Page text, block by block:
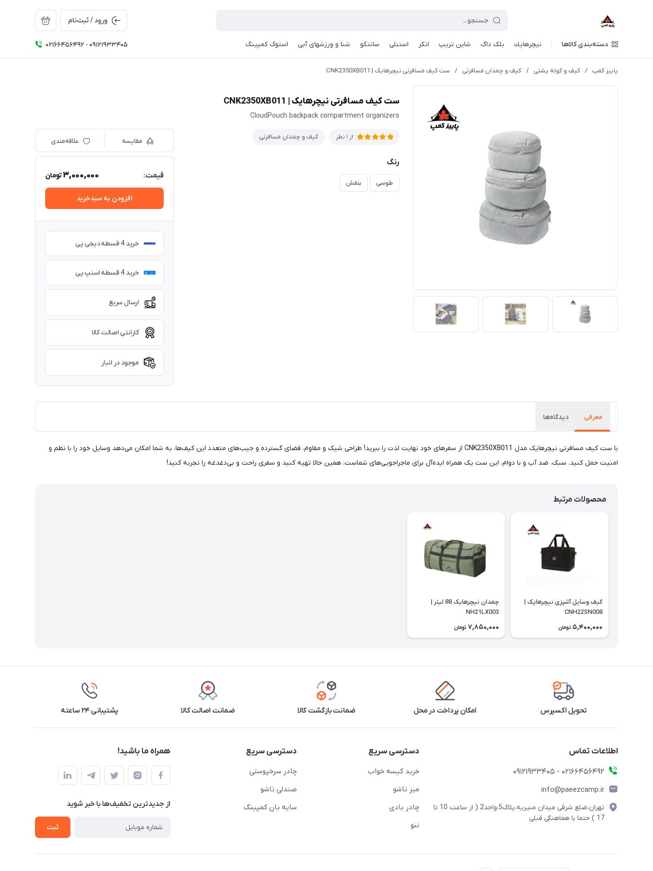
ورود / ثبت‌نام
دسته‌بندی کالاها نيچرهايك بلک داگ شاین تریپ انکر استنلی سانتکو شنا و ورزشهای آبی استوک کمپینگ 02166456492 - 09121933405
پاییز کمپ / کیف و کوله پشتی / کیف و چمدان مسافرتی / ست کیف مسافرتی نیچرهایک | CNK2350XB011
ست کیف مسافرتی نیچرهایک | CNK2350XB011
CloudPouch backpack compartment organizers
از 1 نظر کیف و چمدان مسافرتی
رنگ
طوسی بنفش
مقایسه علاقه‌مندی
قیمت: 3,000,000تومان
افزودن به سبدخرید
خرید 4 قسطه دیجی پی
خرید 4 قسطه اسنپ پی
ارسال سریع
گارانتی اصالت کالا
موجود در انبار
معرفی دیدگاه‌ها
با ست کیف مسافرتی نیچرهایک مدل CNK2350XB011 از سفرهای خود نهایت لذت را ببرید! طراحی شیک و مقاوم، فضای گسترده و جیب‌های متعدد این کیف‌ها، به شما امکان می‌دهد وسایل خود را با نظم و
امنیت حمل کنید. سبک، ضد آب و با دوام، این ست یک همراه ایده‌آل برای ماجراجویی‌های شماست. همین حالا تهیه کنید و سفری راحت و بی‌دغدغه را تجربه کنید!
محصولات مرتبط
کیف وسایل آشپزی نیچرهایک |
CNH22SN008
5,400,000 تومان
چمدان نیچرهایک 88 لیتر |
NH21LX003
7,850,000 تومان
تحویل اکسپرس امکان پرداخت در محل ضمانت بازگشت کالا ضمانت اصالت کالا پشتیبانی ۲۴ ساعته
اطلاعات تماس
02166456492 - 09121933405
info@paeezcamp.ir
تهران،ضلع شرقی میدان منیریه،پلاک5،واحد2 ( از ساعت 10 تا
17 ) حتما با هماهنگی قبلی
دسترسی سریع
خرید کیسه خواب
میز تاشو
چادر بادی
ننو
دسترسی سریع
چادر سرخپوستی
صندلی تاشو
سایه بان کمپینگ
همراه ما باشید!
از جدید‌ترین تخفیف‌ها با‌ خبر شوید
ثبت